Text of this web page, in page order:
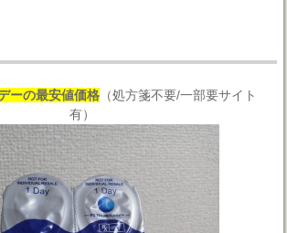
ーの最安値価格（処方箋不要/一部要サイト
有）